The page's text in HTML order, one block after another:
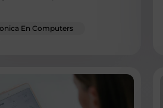
En Computers